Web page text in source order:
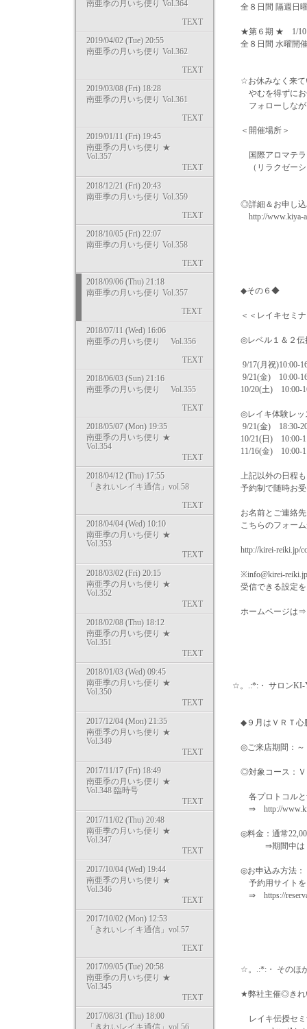
南亜季の月いち便り Vol.364
TEXT
2019/04/02 (Tue) 20:55
南亜季の月いち便り Vol.362
TEXT
2019/03/08 (Fri) 18:28
南亜季の月いち便り Vol.361
TEXT
2019/01/11 (Fri) 19:45
南亜季の月いち便り ★
Vol.357
TEXT
2018/12/21 (Fri) 20:43
南亜季の月いち便り Vol.359
TEXT
2018/10/05 (Fri) 22:07
南亜季の月いち便り Vol.358
TEXT
2018/09/06 (Thu) 21:18
南亜季の月いち便り Vol.357
TEXT
2018/07/11 (Wed) 16:06
南亜季の月いち便り Vol.356
TEXT
2018/06/03 (Sun) 21:16
南亜季の月いち便り Vol.355
TEXT
2018/05/07 (Mon) 19:35
南亜季の月いち便り ★
Vol.354
TEXT
2018/04/12 (Thu) 17:55
「きれいレイキ通信」vol.58
TEXT
2018/04/04 (Wed) 10:10
南亜季の月いち便り ★
Vol.353
TEXT
2018/03/02 (Fri) 20:15
南亜季の月いち便り ★
Vol.352
TEXT
2018/02/08 (Thu) 18:12
南亜季の月いち便り ★
Vol.351
TEXT
2018/01/03 (Wed) 09:45
南亜季の月いち便り ★
Vol.350
TEXT
2017/12/04 (Mon) 21:35
南亜季の月いち便り ★
Vol.349
TEXT
2017/11/17 (Fri) 18:49
南亜季の月いち便り ★
Vol.348 臨時号
TEXT
2017/11/02 (Thu) 20:48
南亜季の月いち便り ★
Vol.347
TEXT
2017/10/04 (Wed) 19:44
南亜季の月いち便り ★
Vol.346
TEXT
2017/10/02 (Mon) 12:53
「きれいレイキ通信」vol.57
TEXT
2017/09/05 (Tue) 20:58
南亜季の月いち便り ★
Vol.345
TEXT
2017/08/31 (Thu) 18:00
「きれいレイキ通信」vol.56
全８日間 隔週日
★第６期 ★ 1/
全８日間 水曜開
☆お休みなく来て
やむを得ずにお
フォローしなが
＜開催場所＞
国際アロマテラ
（リラクゼーシ
◎詳細＆お申し込
http://www.kiya-
◆その６◆
＜＜レイキセミ
◎レベル１＆２伝
9/17(月祝)10:00-
9/21(金) 10:00-
10/20(土) 10:00-
◎レイキ体験レッ
9/21(金) 18:30-
10/21(日) 10:00-
11/16(金) 10:00-
上記以外の日程も
予約制で随時お
お名前とご連絡
こちらのフォー
http://kirei-reiki.jp/
※info@kirei-
受信できる設定
ホームページは⇒
☆。.:*:・ サロン
◆９月はＶＲＴ心
◎ご来店期間：～
◎対象コース：
各プロトコルと
⇒ http://
◎料金：通常
⇒期間中は１
◎お申込み方法：
予約用サイトを
⇒ https://
☆。.:*:・ そのほ
★弊社主催◎きれ
レイキ伝授セミ